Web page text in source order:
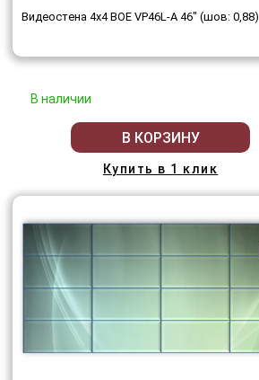
Видеостена 4x4 BOE VP46L-A 46" (шов: 0,88)
В наличии
В КОРЗИНУ
Купить в 1 клик